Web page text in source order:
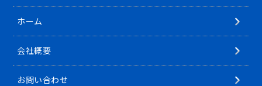
ホーム
会社概要
お問い合わせ